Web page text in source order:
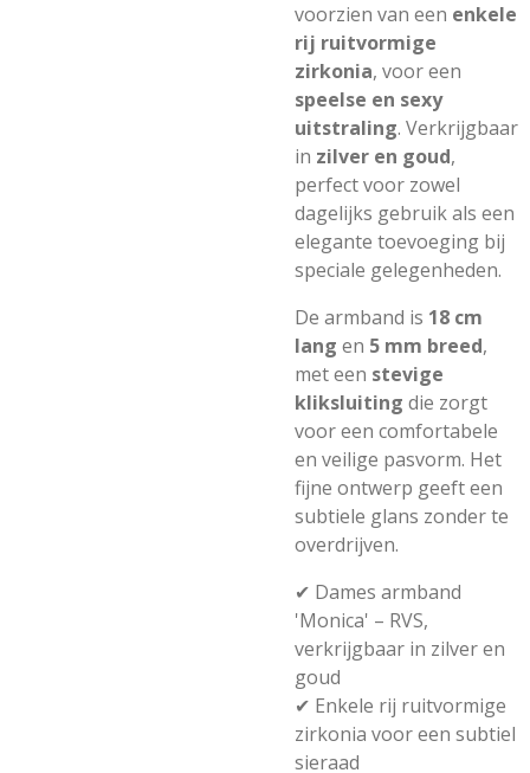
voorzien van een enkele
rij ruitvormige
zirkonia, voor een
speelse en sexy
uitstraling. Verkrijgbaar
in zilver en goud,
perfect voor zowel
dagelijks gebruik als een
elegante toevoeging bij
speciale gelegenheden.
De armband is 18 cm
lang en 5 mm breed,
met een stevige
kliksluiting die zorgt
voor een comfortabele
en veilige pasvorm. Het
fijne ontwerp geeft een
subtiele glans zonder te
overdrijven.
✔ Dames armband
'Monica' – RVS,
verkrijgbaar in zilver en
goud
✔ Enkele rij ruitvormige
zirkonia voor een subtiel
sieraad